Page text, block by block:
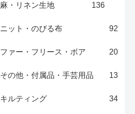
麻・リネン生地
136
ニット・のびる布 92
ファー・フリース・ボア 20
その他・付属品・手芸用品 13
キルティング 34